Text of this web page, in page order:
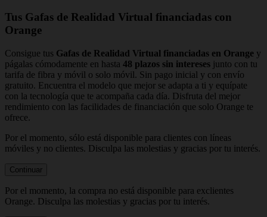
Tus Gafas de Realidad Virtual financiadas con
Orange
Consigue tus Gafas de Realidad Virtual financiadas en Orange y
págalas cómodamente en hasta 48 plazos sin intereses junto con tu
tarifa de fibra y móvil o solo móvil. Sin pago inicial y con envío
gratuito. Encuentra el modelo que mejor se adapta a ti y equípate
con la tecnología que te acompaña cada día. Disfruta del mejor
rendimiento con las facilidades de financiación que solo Orange te
ofrece.
Por el momento, sólo está disponible para clientes con líneas
móviles y no clientes. Disculpa las molestias y gracias por tu interés.
Continuar
Por el momento, la compra no está disponible para exclientes
Orange. Disculpa las molestias y gracias por tu interés.